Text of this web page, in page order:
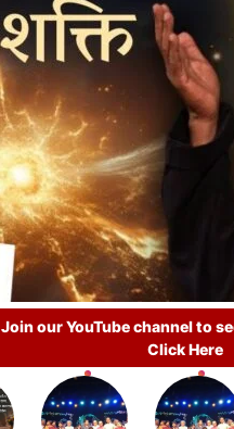
Join our YouTube channel to
Click Here